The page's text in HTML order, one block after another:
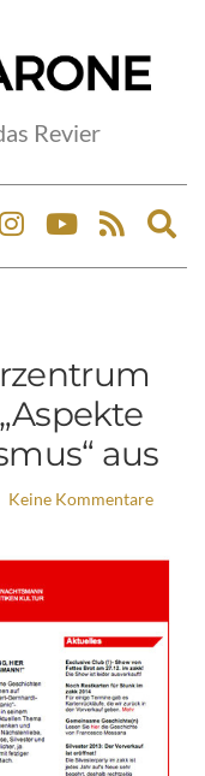
Revier
aus
Keine Kommentare